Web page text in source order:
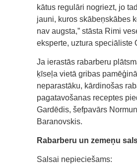
kātus regulāri nogriezt, jo
jauni, kuros skābeņskābes
nav augsta,” stāsta Rimi
eksperte, uztura speciāliste
Ja ierastās rabarberu
ķīseļa vietā gribas
neparastāku, kārdinošas
pagatavošanas receptes
Gardēdis, šefpavārs
Baranovskis.
Rabarberu un zemeņu
Salsai nepieciešams: